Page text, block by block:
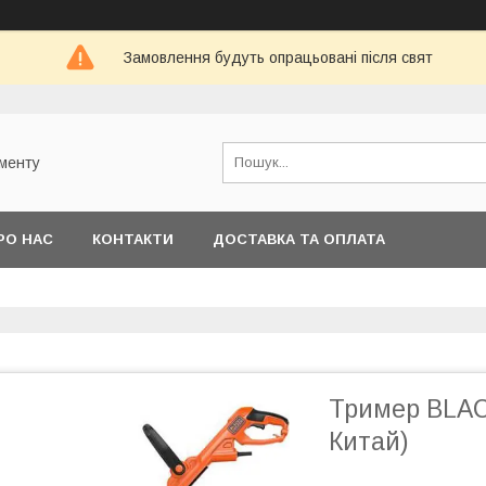
Замовлення будуть опрацьовані після свят
НАС КОНТАКТИ ДОСТАВКА ТА ОПЛАТА
Тример
Китай)